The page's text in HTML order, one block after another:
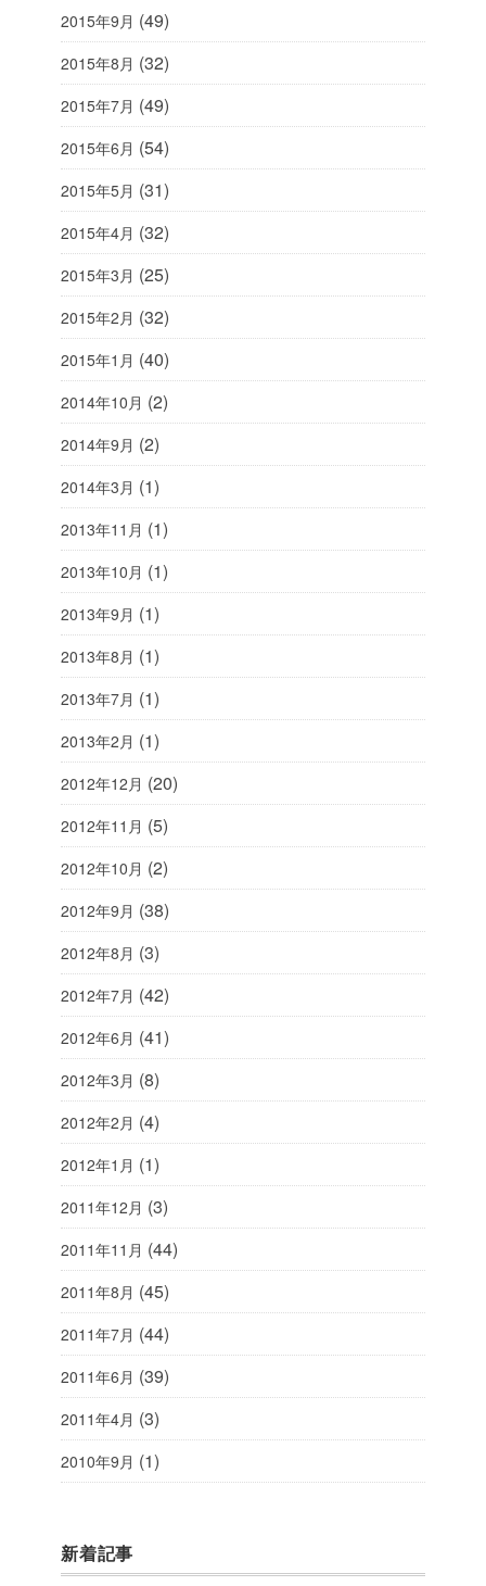
2015年9月 (49)
2015年8月 (32)
2015年7月 (49)
2015年6月 (54)
2015年5月 (31)
2015年4月 (32)
2015年3月 (25)
2015年2月 (32)
2015年1月 (40)
2014年10月 (2)
2014年9月 (2)
2014年3月 (1)
2013年11月 (1)
2013年10月 (1)
2013年9月 (1)
2013年8月 (1)
2013年7月 (1)
2013年2月 (1)
2012年12月 (20)
2012年11月 (5)
2012年10月 (2)
2012年9月 (38)
2012年8月 (3)
2012年7月 (42)
2012年6月 (41)
2012年3月 (8)
2012年2月 (4)
2012年1月 (1)
2011年12月 (3)
2011年11月 (44)
2011年8月 (45)
2011年7月 (44)
2011年6月 (39)
2011年4月 (3)
2010年9月 (1)
新着記事